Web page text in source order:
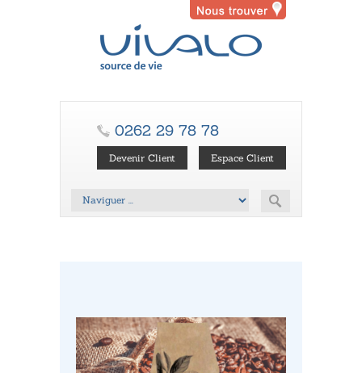
0262 29 78 78
Devenir Client Espace Client